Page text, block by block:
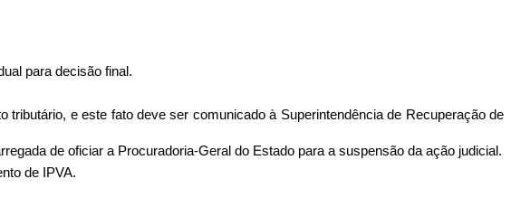
para decisão final.
e este fato deve ser comunicado à Superintendência de Recuperação de
de oficiar a Procuradoria-Geral do Estado para a suspensão da ação judicial.
de IPVA.